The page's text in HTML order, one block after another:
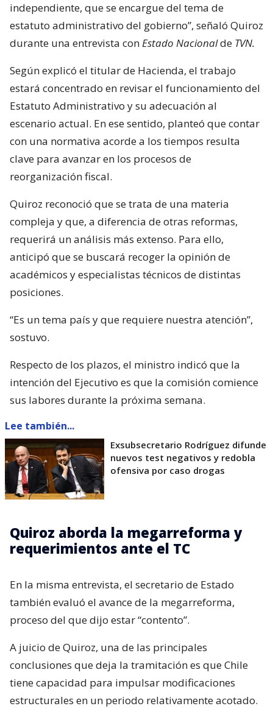
independiente, que se encargue del tema de
estatuto administrativo del gobierno”, señaló Quiroz
durante una entrevista conEstado Nacionalde TVN.
Según explicó el titular de Hacienda, el trabajo
estará concentrado en revisar el funcionamiento del
Estatuto Administrativo y su adecuación al
escenario actual. En ese sentido, planteó que contar
con una normativa acorde a los tiempos resulta
clave para avanzar en los procesos de
reorganización fiscal.
Quiroz reconoció que se trata de una materia
compleja y que, a diferencia de otras reformas,
requerirá un análisis más extenso. Para ello,
anticipó que se buscará recoger la opinión de
académicos y especialistas técnicos de distintas
posiciones.
“Es un tema país y que requiere nuestra atención”,
sostuvo.
Respecto de los plazos, el ministro indicó que la
intención del Ejecutivo es que la comisión comience
sus labores durante la próxima semana.
Lee también...
Exsubsecretario Rodríguez difunde
nuevos test negativos y redobla
ofensiva por caso drogas
Quiroz aborda la megarreforma y
requerimientos ante el TC
En la misma entrevista, el secretario de Estado
también evaluó el avance de la megarreforma,
proceso del que dijo estar “contento”.
A juicio de Quiroz, una de las principales
conclusiones que deja la tramitación es que Chile
tiene capacidad para impulsar modificaciones
estructurales en un periodo relativamente acotado.